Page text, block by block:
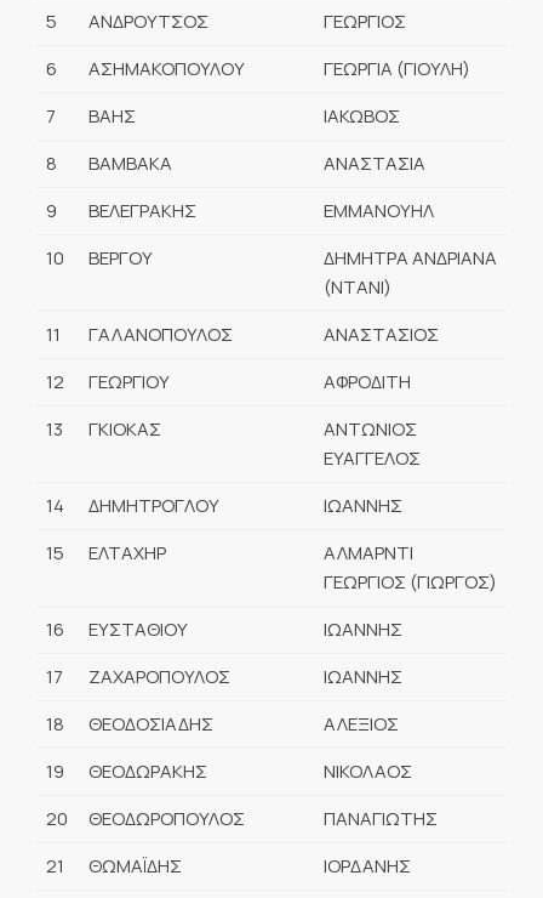
5
ΑΝΔΡΟΥΤΣΟΣ
ΓΕΩΡΓΙΟΣ
6
ΑΣΗΜΑΚΟΠΟΥΛΟΥ
ΓΕΩΡΓΙΑ (ΓΙΟΥΛΗ)
7
ΒΑΗΣ
ΙΑΚΩΒΟΣ
8
ΒΑΜΒΑΚΑ
ΑΝΑΣΤΑΣΙΑ
9
ΒΕΛΕΓΡΑΚΗΣ
ΕΜΜΑΝΟΥΗΛ
10
ΒΕΡΓΟΥ
ΔΗΜΗΤΡΑ ΑΝΔΡΙΑΝΑ
(ΝΤΑΝΙ)
11
ΓΑΛΑΝΟΠΟΥΛΟΣ
ΑΝΑΣΤΑΣΙΟΣ
12
ΓΕΩΡΓΙΟΥ
ΑΦΡΟΔΙΤΗ
13
ΓΚΙΟΚΑΣ
ΑΝΤΩΝΙΟΣ
ΕΥΑΓΓΕΛΟΣ
14
ΔΗΜΗΤΡΟΓΛΟΥ
ΙΩΑΝΝΗΣ
15
ΕΛΤΑΧΗΡ
ΑΛΜΑΡΝΤΙ
ΓΕΩΡΓΙΟΣ (ΓΙΩΡΓΟΣ)
16
ΕΥΣΤΑΘΙΟΥ
ΙΩΑΝΝΗΣ
17
ΖΑΧΑΡΟΠΟΥΛΟΣ
ΙΩΑΝΝΗΣ
18
ΘΕΟΔΟΣΙΑΔΗΣ
ΑΛΕΞΙΟΣ
19
ΘΕΟΔΩΡΑΚΗΣ
ΝΙΚΟΛΑΟΣ
20
ΘΕΟΔΩΡΟΠΟΥΛΟΣ
ΠΑΝΑΓΙΩΤΗΣ
21
ΘΩΜΑΪΔΗΣ
ΙΟΡΔΑΝΗΣ